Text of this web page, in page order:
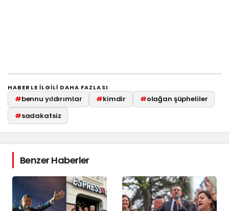
HABERLE ILGILI DAHA FAZLASI
#bennu yıldırımlar #kimdir #olağan şüpheliler
#sadakatsiz
Benzer Haberler